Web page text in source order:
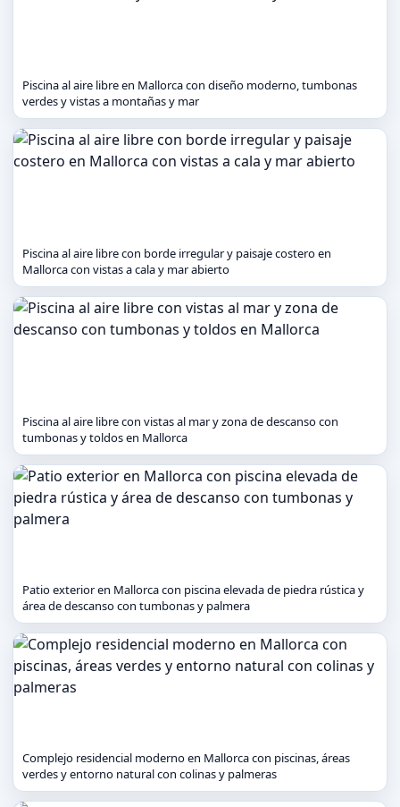
Piscina al aire libre en Mallorca con diseño moderno, tumbonas
verdes y vistas a montañas y mar
Piscina al aire libre con borde irregular y paisaje costero en
Mallorca con vistas a cala y mar abierto
Piscina al aire libre con vistas al mar y zona de descanso con
tumbonas y toldos en Mallorca
Patio exterior en Mallorca con piscina elevada de piedra rústica y
área de descanso con tumbonas y palmera
Complejo residencial moderno en Mallorca con piscinas, áreas
verdes y entorno natural con colinas y palmeras